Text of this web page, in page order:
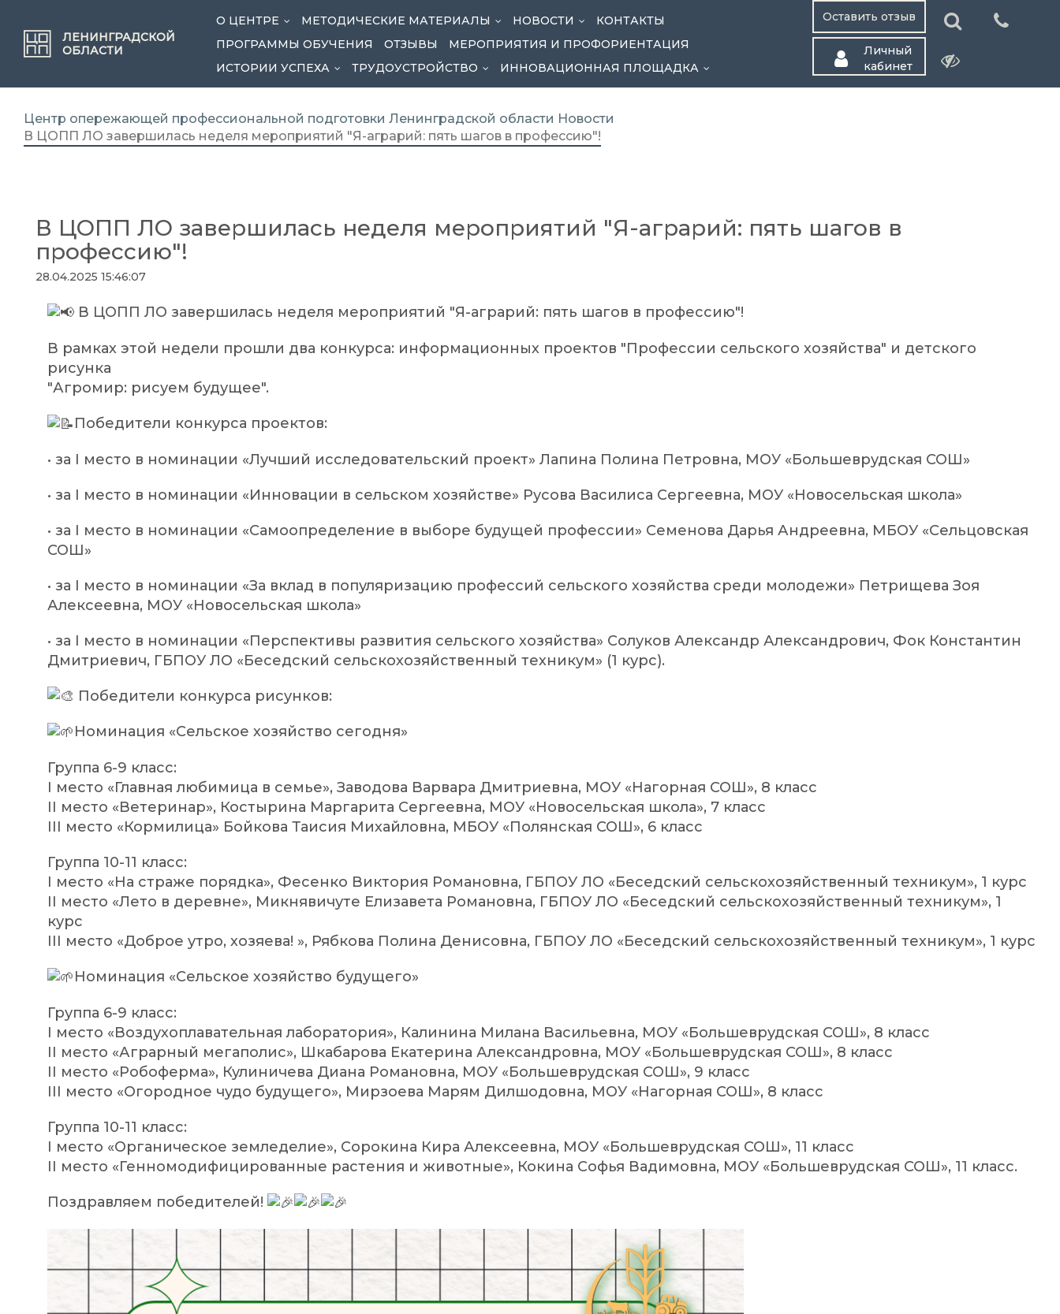
ЛЕНИНГРАДСКОЙ
ОБЛАСТИ
О ЦЕНТРЕ МЕТОДИЧЕСКИЕ МАТЕРИАЛЫ НОВОСТИ
КОНТАКТЫ
ПРОГРАММЫ ОБУЧЕНИЯ
ОТЗЫВЫ
МЕРОПРИЯТИЯ И ПРОФОРИЕНТАЦИЯ
ИСТОРИИ УСПЕХА
ТРУДОУСТРОЙСТВО ИННОВАЦИОННАЯ ПЛОЩАДКА
Оставить отзыв
Личный
кабинет
Центр опережающей профессиональной подготовки Ленинградской области Новости
В ЦОПП ЛО завершилась неделя мероприятий "Я-аграрий: пять шагов в профессию"!
В ЦОПП ЛО завершилась неделя мероприятий "Я-аграрий: пять шагов в
профессию"!
28.04.2025 15:46:07
В ЦОПП ЛО завершилась неделя мероприятий "Я-аграрий: пять шагов в профессию"!
В рамках этой недели прошли два конкурса: информационных проектов "Профессии сельского хозяйства" и детского
рисунка
"Агромир: рисуем будущее".
Победители конкурса проектов:
• за I место в номинации «Лучший исследовательский проект» Лапина Полина Петровна, МОУ «Большеврудская СОШ»
• за I место в номинации «Инновации в сельском хозяйстве» Русова Василиса Сергеевна, МОУ «Новосельская школа»
• за I место в номинации «Самоопределение в выборе будущей профессии» Семенова Дарья Андреевна, МБОУ «Сельцовская
СОШ»
• за I место в номинации «За вклад в популяризацию профессий сельского хозяйства среди молодежи» Петрищева Зоя
Алексеевна, МОУ «Новосельская школа»
• за I место в номинации «Перспективы развития сельского хозяйства» Солуков Александр Александрович, Фок Константин
Дмитриевич, ГБПОУ ЛО «Беседский сельскохозяйственный техникум» (1 курс).
Победители конкурса рисунков:
Номинация «Сельское хозяйство сегодня»
Группа 6-9 класс:
I место «Главная любимица в семье», Заводова Варвара Дмитриевна, МОУ «Нагорная СОШ», 8 класс
II место «Ветеринар», Костырина Маргарита Сергеевна, МОУ «Новосельская школа», 7 класс
III место «Кормилица» Бойкова Таисия Михайловна, МБОУ «Полянская СОШ», 6 класс
Группа 10-11 класс:
I место «На страже порядка», Фесенко Виктория Романовна, ГБПОУ ЛО «Беседский сельскохозяйственный техникум», 1 курс
II место «Лето в деревне», Микнявичуте Елизавета Романовна, ГБПОУ ЛО «Беседский сельскохозяйственный техникум», 1
курс
III место «Доброе утро, хозяева! », Рябкова Полина Денисовна, ГБПОУ ЛО «Беседский сельскохозяйственный техникум», 1 курс
Номинация «Сельское хозяйство будущего»
Группа 6-9 класс:
I место «Воздухоплавательная лаборатория», Калинина Милана Васильевна, МОУ «Большеврудская СОШ», 8 класс
II место «Аграрный мегаполис», Шкабарова Екатерина Александровна, МОУ «Большеврудская СОШ», 8 класс
II место «Робоферма», Кулиничева Диана Романовна, МОУ «Большеврудская СОШ», 9 класс
III место «Огородное чудо будущего», Мирзоева Марям Дилшодовна, МОУ «Нагорная СОШ», 8 класс
Группа 10-11 класс:
I место «Органическое земледелие», Сорокина Кира Алексеевна, МОУ «Большеврудская СОШ», 11 класс
II место «Генномодифицированные растения и животные», Кокина Софья Вадимовна, МОУ «Большеврудская СОШ», 11 класс.
Поздравляем победителей!